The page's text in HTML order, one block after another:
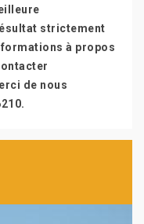
strictement
à propos
de nous